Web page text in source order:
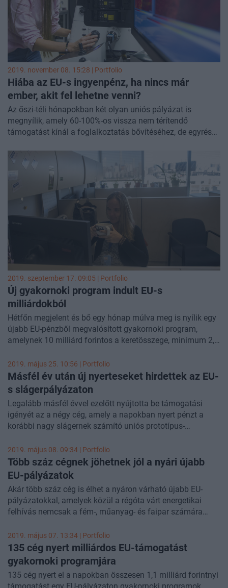
2019. november 08. 15:28 | Portfolio
Hiába az EU-s ingyenpénz, ha nincs már
ember, akit fel lehetne venni?
Az őszi-téli hónapokban két olyan uniós pályázat is
megnyílik, amely 60-100%-os vissza nem térítendő
támogatást kínál a foglalkoztatás bővítéséhez, de egyrészt
kérdéses, hogy mennyire tudják majd kihasználni ezeket a
lehetőségeket a cégek.
2019. szeptember 17. 09:05 | Portfolio
Új gyakornoki program indult EU-s
milliárdokból
Hétfőn megjelent és bő egy hónap múlva meg is nyílik egy
újabb EU-pénzből megvalósított gyakornoki program,
amelynek 10 milliárd forintos a keretösszege, minimum 2,5
és legfeljebb 6 gyakornokot lehet felvenni az adott céghez.
2019. május 25. 10:56 | Portfolio
Másfél év után új nyerteseket hirdettek az EU-
s slágerpályázaton
Legalább másfél évvel ezelőtt nyújtotta be támogatási
igényét az a négy cég, amely a napokban nyert pénzt a
korábbi nagy slágernek számító uniós prototípus-
oldalon elérhető adatokból. Sok hónapja nem hirdettek már
ezen a kiíráson nyertest, így a fejlemény fokozottan
érdekes. További 7 cég egy megújuló energiás
fejlesztéseket támogató pályázaton örülhet sikerének,
illetve további 17 cég vállalati komplex infokommunikációs
projektjére kapott most támogatást.
2019. május 08. 09:34 | Portfolio
Több száz cégnek jöhetnek jól a nyári újabb
EU-pályázatok
Akár több száz cég is élhet a nyáron várható újabb EU-
pályázatokkal, amelyek közül a régóta várt energetikai
felhívás nemcsak a fém-, műanyag- és faipar számára
vetítették előrea Világgazdaság
pályázati szakértők.
2019. május 07. 13:34 | Portfolio
135 cég nyert milliárdos EU-támogatást
gyakornoki programjára
135 cég nyert el a napokban összesen 1,1 milliárd forintnyi